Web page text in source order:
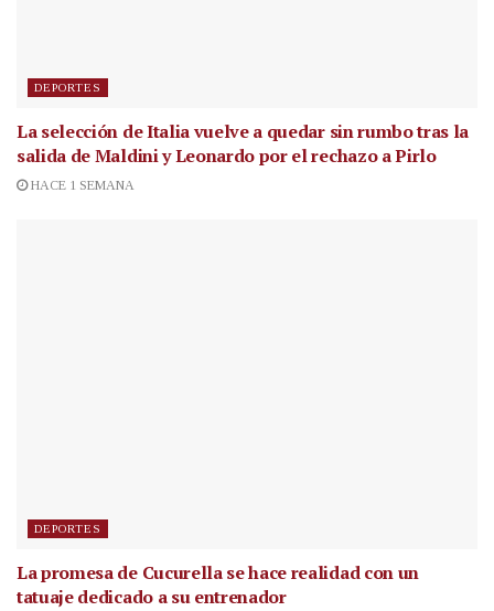
DEPORTES
La selección de Italia vuelve a quedar sin rumbo tras la
salida de Maldini y Leonardo por el rechazo a Pirlo
HACE 1 SEMANA
DEPORTES
La promesa de Cucurella se hace realidad con un
tatuaje dedicado a su entrenador